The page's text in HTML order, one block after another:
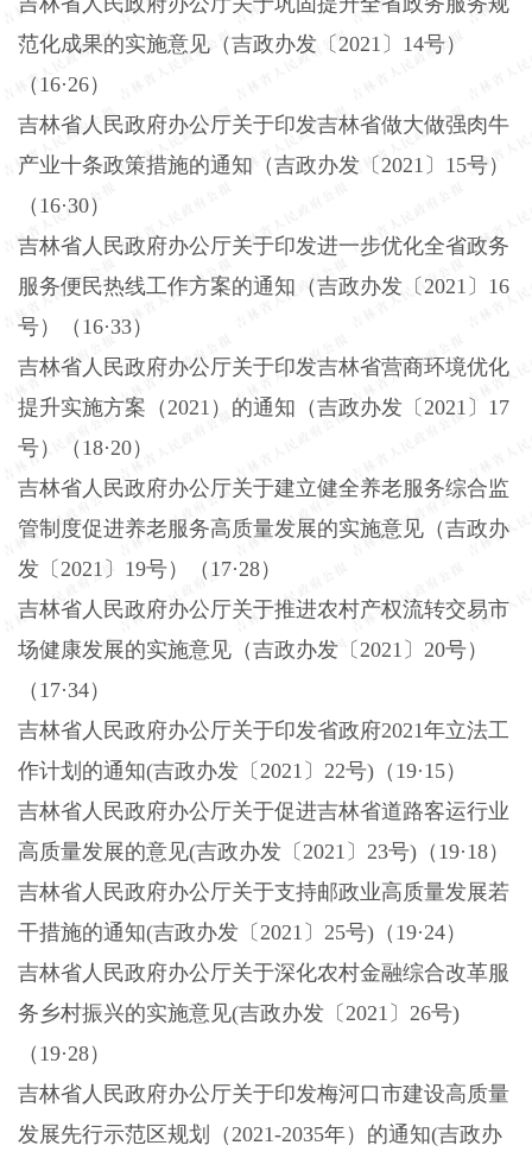
范化成果的实施意见（吉政办发〔2021〕14号）
（16·26）
吉林省人民政府办公厅关于印发吉林省做大做强肉牛
产业十条政策措施的通知（吉政办发〔2021〕15号）
（16·30）
吉林省人民政府办公厅关于印发进一步优化全省政务
服务便民热线工作方案的通知（吉政办发〔2021〕16
号）（16·33）
吉林省人民政府办公厅关于印发吉林省营商环境优化
提升实施方案（ 2021）的通知（吉政办发〔2021〕17
号）（18·20）
吉林省人民政府办公厅关于建立健全养老服务综合监
管制度促进养老服务高质量发展的实施意见（吉政办
发〔2021〕19号）（17·28）
吉林省人民政府办公厅关于推进农村产权流转交易市
场健康发展的实施意见（吉政办发〔2021〕20号）
（17·34）
吉林省人民政府办公厅关于印发省政府2021年立法工
作计划的通知(吉政办发〔2021〕22号)（19·15）
吉林省人民政府办公厅关于促进吉林省道路客运行业
高质量发展的意见(吉政办发〔2021〕23号)（19·18）
吉林省人民政府办公厅关于支持邮政业高质量发展若
干措施的通知(吉政办发〔2021〕25号)（19·24）
吉林省人民政府办公厅关于深化农村金融综合改革服
务乡村振兴的实施意见(吉政办发〔2021〕26号)
（19·28）
吉林省人民政府办公厅关于印发梅河口市建设高质量
发展先行示范区规划（ 2021-2035年）的通知(吉政办